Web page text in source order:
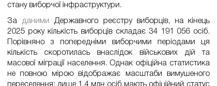
стану виборчої інфраструктури.
За даними
Державного реєстру виборців, на кінець
2025 року кількість виборців складає 34 191 056 осіб.
Порівняно з попередніми виборчими періодами ця
кількість скоротилась внаслідок військових дій та
масової міграції населення. Однак офіційна статистика
не повною мірою відображає масштаби вимушеного
переселення: лише 1,4 млн осіб мають офіційний статус